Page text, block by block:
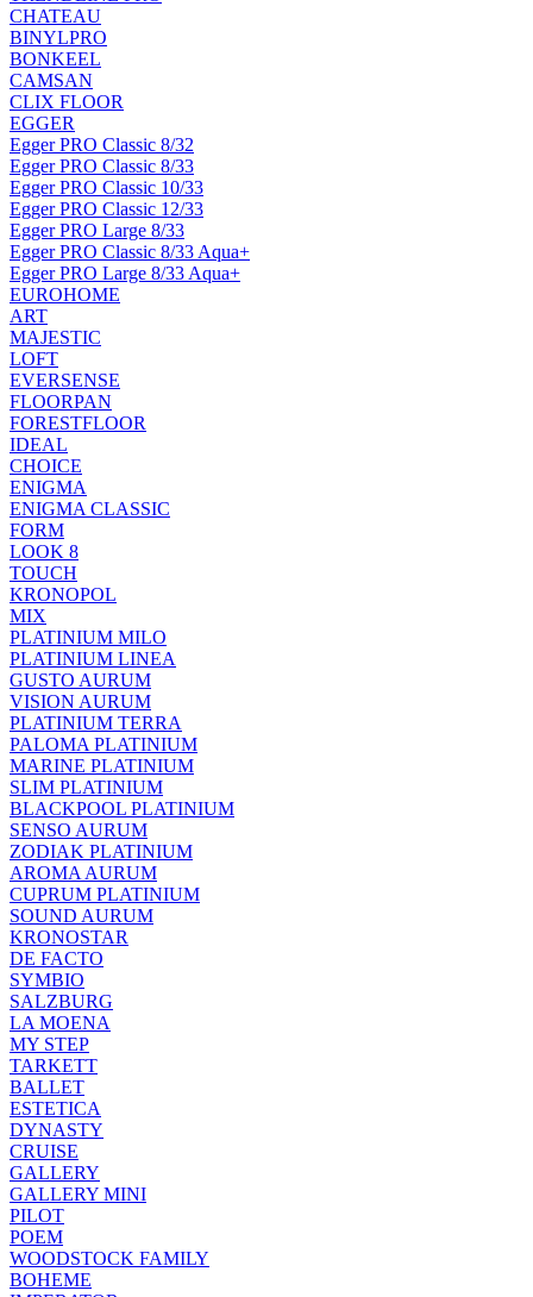
CHATEAU
BINYLPRO
BONKEEL
CAMSAN
CLIX FLOOR
EGGER
Egger PRO Classic 8/32
Egger PRO Classic 8/33
Egger PRO Classic 10/33
Egger PRO Classic 12/33
Egger PRO Large 8/33
Egger PRO Classic 8/33 Aqua+
Egger PRO Large 8/33 Aqua+
EUROHOME
ART
MAJESTIC
LOFT
EVERSENSE
FLOORPAN
FORESTFLOOR
IDEAL
CHOICE
ENIGMA
ENIGMA CLASSIC
FORM
LOOK 8
TOUCH
KRONOPOL
MIX
PLATINIUM MILO
PLATINIUM LINEA
GUSTO AURUM
VISION AURUM
PLATINIUM TERRA
PALOMA PLATINIUM
MARINE PLATINIUM
SLIM PLATINIUM
BLACKPOOL PLATINIUM
SENSO AURUM
ZODIAK PLATINIUM
AROMA AURUM
CUPRUM PLATINIUM
SOUND AURUM
KRONOSTAR
DE FACTO
SYMBIO
SALZBURG
LA MOENA
MY STEP
TARKETT
BALLET
ESTETICA
DYNASTY
CRUISE
GALLERY
GALLERY MINI
PILOT
POEM
WOODSTOCK FAMILY
BOHEME